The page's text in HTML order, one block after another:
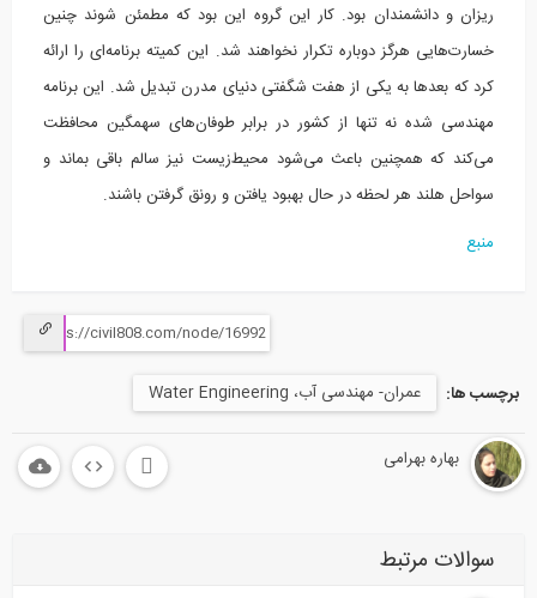
ریزان و دانشمندان بود. کار این گروه این بود که مطمئن شوند چنین
خسارت‌هایی هرگز دوباره تکرار نخواهند شد. این کمیته برنامه‌ای را ارائه
کرد که بعدها به یکی از هفت شگفتی دنیای مدرن تبدیل شد. این برنامه
مهندسی ‌شده نه تنها از کشور در برابر طوفان‌های سهمگین محافظت
می‌کند که همچنین باعث می‌شود محیط‌زیست نیز سالم باقی بماند و
سواحل هلند هر لحظه در حال بهبود یافتن و رونق گرفتن باشند.
منبع
برچسب ها: عمران- مهندسی آب، Water Engineering
بهاره بهرامی
سوالات مرتبط